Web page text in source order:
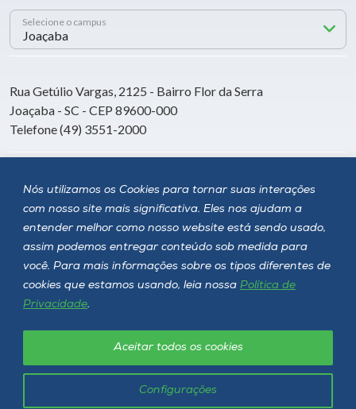
Nós utilizamos os Cookies para tornar suas interações
com nosso site mais significativa. Eles nos ajudam a
entender melhor como nosso website está sendo usado,
assim podemos entregar conteúdo sob medida para
você. Para mais informações sobre os tipos diferentes de
cookies que estamos usando, leia nossa Política de
Privacidade.
Configurações
Aceitar todos os cookies
Selecione o campus
Rua Getúlio Vargas, 2125 - Bairro Flor da Serra
Joaçaba - SC - CEP 89600-000
Telefone (49) 3551-2000
Siga a Unoesc
Unoesc © 2026 - Todos os direitos reservados
Política de privacidade LGPD